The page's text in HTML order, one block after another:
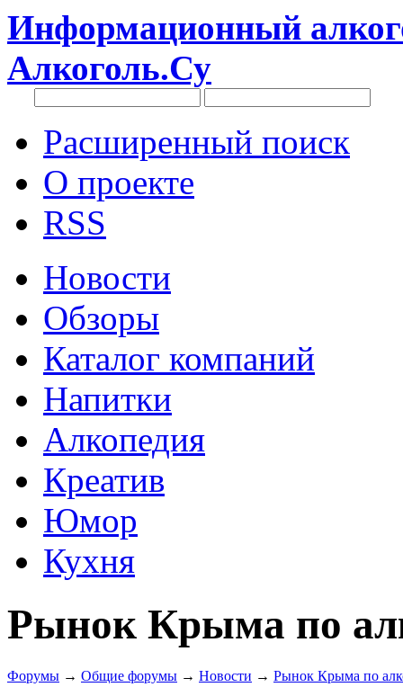
Информационный
Алкоголь.Су
Расширенный поиск
О проекте
RSS
Новости
Обзоры
Каталог компаний
Напитки
Алкопедия
Креатив
Юмор
Кухня
Рынок Крыма по
Форумы → Общие форумы → Новости → Рынок Крыма по